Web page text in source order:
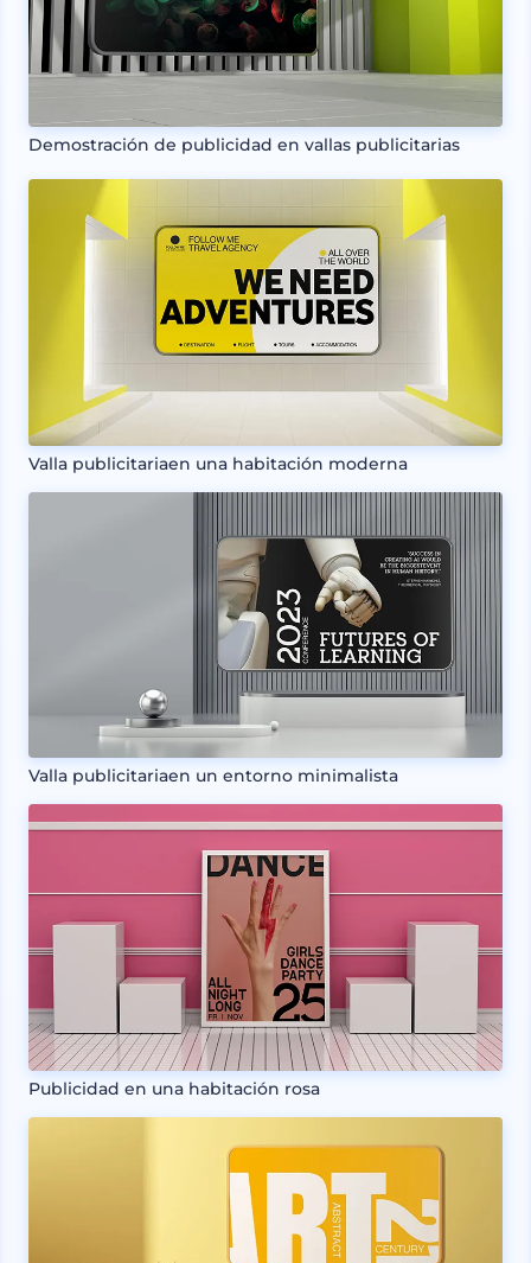
Demostración de publicidad en vallas publicitarias
Valla publicitariaen una habitación moderna
Valla publicitariaen un entorno minimalista
Publicidad en una habitación rosa